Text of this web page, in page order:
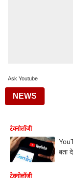
Ask Youtube
NEWS
टेक्नोलॉजी
बता
टेक्नोलॉजी